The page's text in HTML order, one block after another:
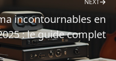
NEXT
incontournables en
: le guide complet